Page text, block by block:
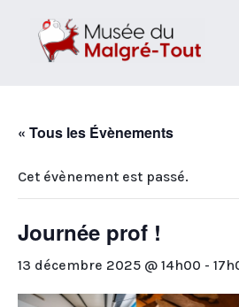
« Tous les Évènements
Cet évènement est passé.
Journée prof !
13 décembre 2025 @ 14h00 -